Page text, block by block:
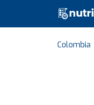
Colombia